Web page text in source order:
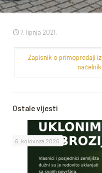
7. lipnja 2021.
Zapisnik o primopredaji
Ostale vijesti
6. kolovoza 2026.